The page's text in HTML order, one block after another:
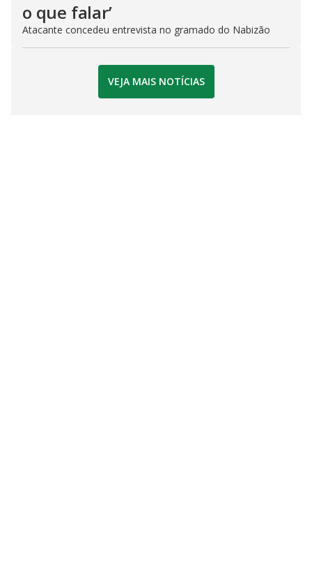
o que falar’
Atacante concedeu entrevista no gramado do Nabizão
VEJA MAIS NOTÍCIAS